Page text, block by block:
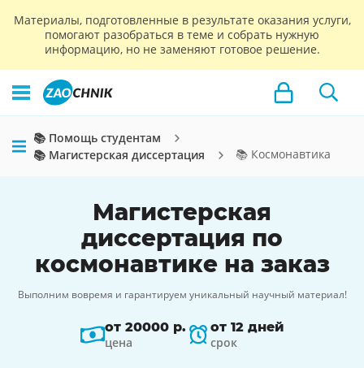
Материалы, подготовленные в результате оказания услуги,
помогают разобраться в теме и собрать нужную
информацию, но не заменяют готовое решение.
📚 Помощь студентам
📚 Магистерская диссертация
📚 Космонавтика
Магистерская
диссертация по
космонавтике на заказ
Выполним вовремя и гарантируем уникальный научный материал!
от 20000 р.
цена
от 12 дней
срок